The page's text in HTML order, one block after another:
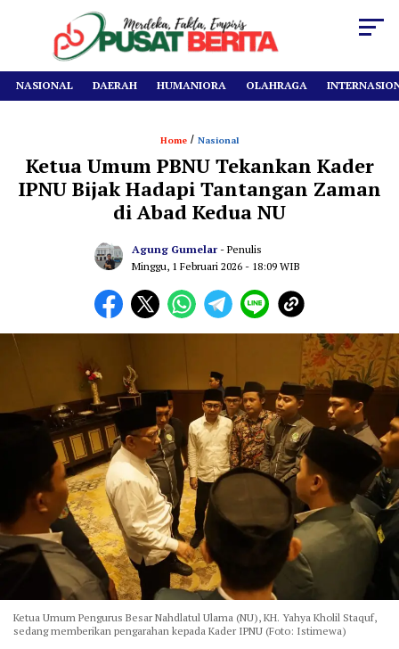
NASIONAL DAERAH HUMANIORA OLAHRAGA
Home / Nasional
Ketua Umum PBNU Tekankan Kader
IPNU Bijak Hadapi Tantangan Zaman
di Abad Kedua NU
Agung Gumelar - Penulis
Minggu, 1 Februari 2026 - 18:09 WIB
Ketua Umum Pengurus Besar Nahdlatul Ulama (NU), KH. Yahya Kholil Staquf,
sedang memberikan pengarahan kepada Kader IPNU (Foto: Istimewa)